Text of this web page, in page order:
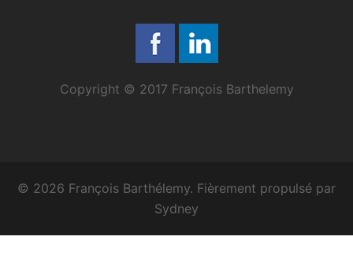
Copyright © 2017 François Barthelemy
© 2026 François Barthélemy. Fièrement propulsé par
Sydney